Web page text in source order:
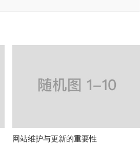
网站维护与更新的重要性